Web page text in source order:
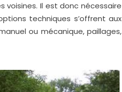
voisines. Il est donc nécessaire
techniques s’offrent aux
ou mécanique, paillages,